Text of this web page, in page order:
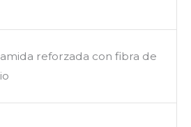
reforzada con fibra de